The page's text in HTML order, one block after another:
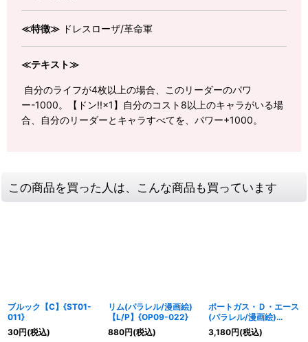
≪特徴≫ ドレスローザ/革命軍
≪テキスト≫
自分のライフが4枚以上の場合、このリーダーのパワ
ー-1000。【ドン!!×1】自分のコスト8以上のキャラがいる場
合、自分のリーダーとキャラすべてを、パワー+1000。
この商品を買った人は、こんな商品も買っています
ブルック【C】{ST01-
011}
30円(税込)
リム(パラレル/漫画絵)
【L/P】{OP09-022}
880円(税込)
ポートガス・Ｄ・エース
(パラレル/漫画絵)
【L/P】{OP13-002}
3,180円(税込)